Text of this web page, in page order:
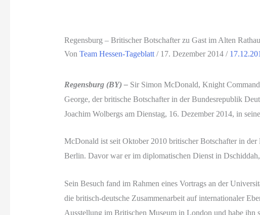
Regensburg – Britischer Botschafter zu Gast im Alten
Von Team Hessen-Tageblatt / 17. Dezember 2014 /
Regensburg (BY) –Sir Simon McDonald, Knight
George, der britische Botschafter in der Bundesrepublik
Joachim Wolbergs am Dienstag, 16. Dezember 2014, in
McDonald ist seit Oktober 2010 britischer Botschafter in
Berlin. Davor war er im diplomatischen Dienst in
Sein Besuch fand im Rahmen eines Vortrags an der
die britisch-deutsche Zusammenarbeit auf internationaler
Ausstellung im Britischen Museum in London und habe ihn